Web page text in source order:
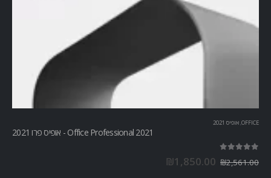
OFFICE
, אופיס 2021
Office Professional 2021 - אופיס פרו 2021
₪2,561.00
₪1,850.00